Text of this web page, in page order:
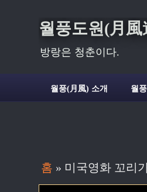
월풍도원(月
방랑은 청춘이다.
월풍(月風) 소개 월
홈 » 미국영화 꼬리